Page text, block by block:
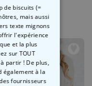
rétro
€
de biscuits (=
mais aussi
texte mignons
l'expérience
et la plus
sur TOUT
à partir ! De plus,
également à la
fournisseurs